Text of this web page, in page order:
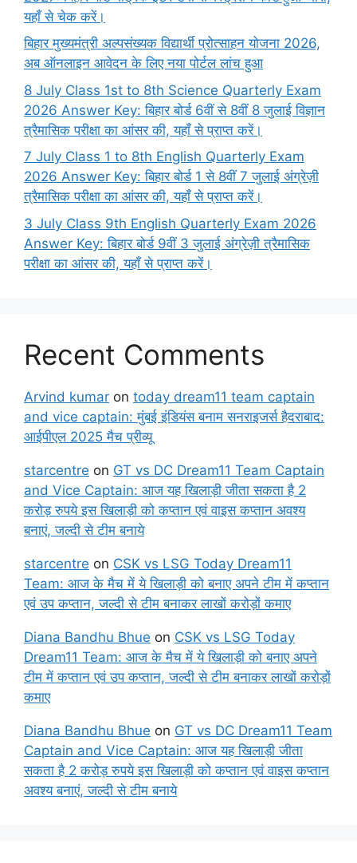
यहाँ से चेक करें।
बिहार मुख्यमंत्री अल्पसंख्यक विद्यार्थी प्रोत्साहन योजना 2026,
अब ऑनलाइन आवेदन के लिए नया पोर्टल लांच हुआ
8 July Class 1st to 8th Science Quarterly Exam
2026 Answer Key: बिहार बोर्ड 6वीं से 8वीं 8 जुलाई विज्ञान
त्रैमासिक परीक्षा का आंसर की, यहाँ से प्राप्त करें।
7 July Class 1 to 8th English Quarterly Exam
2026 Answer Key: बिहार बोर्ड 1 से 8वीं 7 जुलाई अंग्रेज़ी
त्रैमासिक परीक्षा का आंसर की, यहाँ से प्राप्त करें।
3 July Class 9th English Quarterly Exam 2026
Answer Key: बिहार बोर्ड 9वीं 3 जुलाई अंग्रेज़ी त्रैमासिक
परीक्षा का आंसर की, यहाँ से प्राप्त करें।
Recent Comments
Arvind kumar on today dream11 team captain
and vice captain: मुंबई इंडियंस बनाम सनराइजर्स हैदराबाद:
आईपीएल 2025 मैच प्रीव्यू
starcentre on GT vs DC Dream11 Team Captain
and Vice Captain: आज यह खिलाड़ी जीता सकता है 2
करोड़ रुपये इस खिलाड़ी को कप्तान एवं वाइस कप्तान अवश्य
बनाएं, जल्दी से टीम बनाये
starcentre on CSK vs LSG Today Dream11
Team: आज के मैच में ये खिलाड़ी को बनाए अपने टीम में कप्तान
एवं उप कप्तान, जल्दी से टीम बनाकर लाखों करोड़ों कमाए
Diana Bandhu Bhue on CSK vs LSG Today
Dream11 Team: आज के मैच में ये खिलाड़ी को बनाए अपने
टीम में कप्तान एवं उप कप्तान, जल्दी से टीम बनाकर लाखों करोड़ों
कमाए
Diana Bandhu Bhue on GT vs DC Dream11 Team
Captain and Vice Captain: आज यह खिलाड़ी जीता
सकता है 2 करोड़ रुपये इस खिलाड़ी को कप्तान एवं वाइस कप्तान
अवश्य बनाएं, जल्दी से टीम बनाये